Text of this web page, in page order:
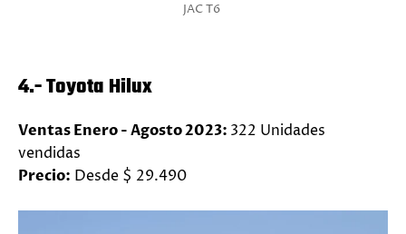
JAC T6
4.- Toyota Hilux
Ventas Enero - Agosto 2023: 322 Unidades
vendidas
Precio: Desde $ 29.490